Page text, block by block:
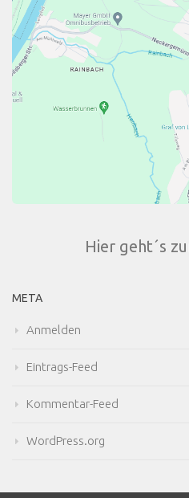
Hier geht´s
META
Anmelden
Eintrags-Feed
Kommentar-Feed
WordPress.org